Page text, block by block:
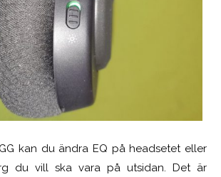
kan du ändra EQ på headsetet eller
du vill ska vara på utsidan. Det är